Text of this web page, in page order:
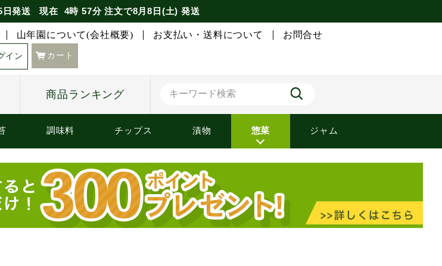
日発送 現在 4時 57分注文で8月8日(土) 発送
山年園について(会社概要) お支払い・送料について お問合せ
イン カート
商品ランキング
調味料 チップス 漬物 惣菜 ジャム